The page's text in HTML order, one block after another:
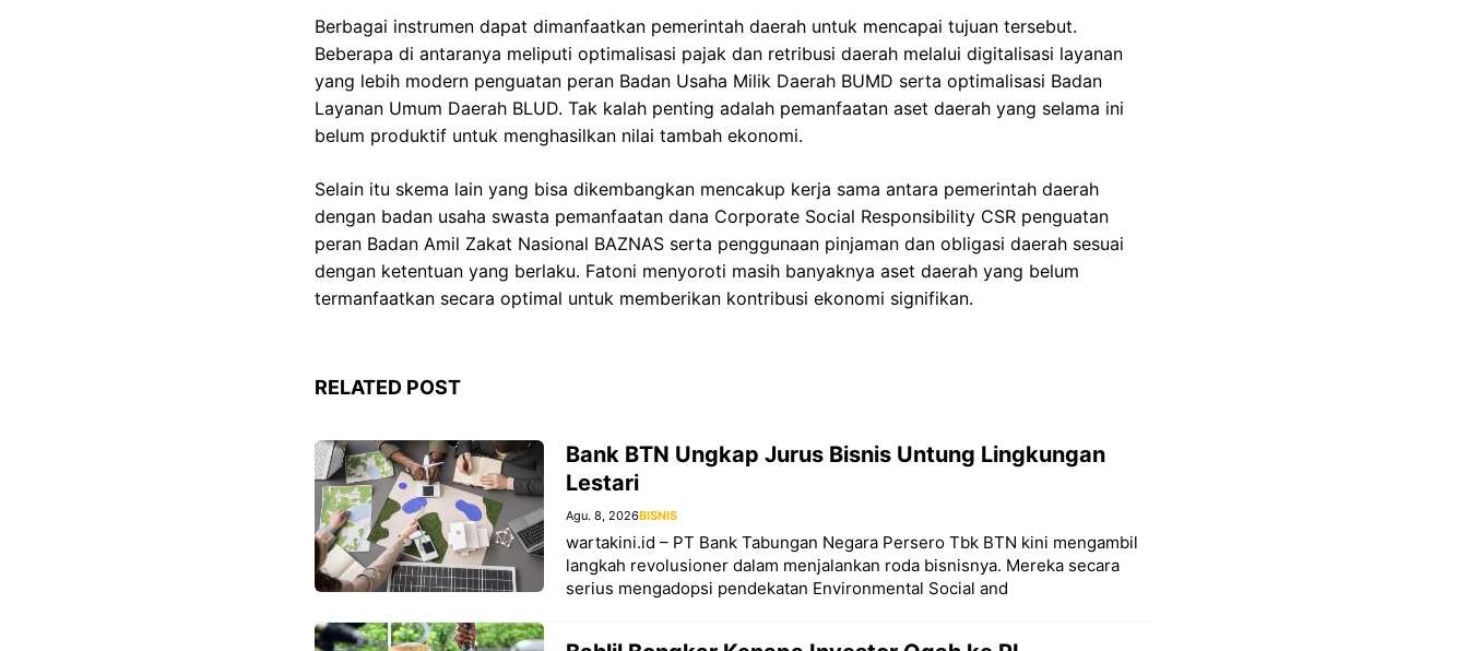
Berbagai instrumen dapat dimanfaatkan pemerintah daerah untuk mencapai tujuan tersebut.
Beberapa di antaranya meliputi optimalisasi pajak dan retribusi daerah melalui digitalisasi layanan
yang lebih modern penguatan peran Badan Usaha Milik Daerah BUMD serta optimalisasi Badan
Layanan Umum Daerah BLUD. Tak kalah penting adalah pemanfaatan aset daerah yang selama ini
belum produktif untuk menghasilkan nilai tambah ekonomi.
Selain itu skema lain yang bisa dikembangkan mencakup kerja sama antara pemerintah daerah
dengan badan usaha swasta pemanfaatan dana Corporate Social Responsibility CSR penguatan
peran Badan Amil Zakat Nasional BAZNAS serta penggunaan pinjaman dan obligasi daerah sesuai
dengan ketentuan yang berlaku. Fatoni menyoroti masih banyaknya aset daerah yang belum
termanfaatkan secara optimal untuk memberikan kontribusi ekonomi signifikan.
RELATED POST
Bank BTN Ungkap Jurus Bisnis Untung Lingkungan
Lestari
Agu. 8, 2026BISNIS
wartakini.id – PT Bank Tabungan Negara Persero Tbk BTN kini mengambil
langkah revolusioner dalam menjalankan roda bisnisnya. Mereka secara
serius mengadopsi pendekatan Environmental Social and